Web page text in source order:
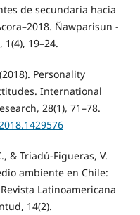
de secundaria hacia
Ñawparisun -
19–24.
Personality
International
28(1), 71–78.
& Triadú-Figueras, V.
ambiente en Chile:
Latinoamericana
14(2).